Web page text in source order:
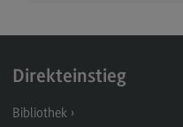
Modulangebot
Berufsperspektiven
Direkteinstieg
Bibliothek